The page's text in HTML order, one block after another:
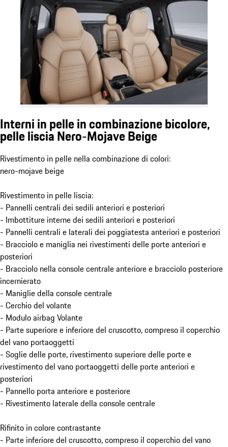
Interni in pelle in combinazione bicolore,
pelle liscia Nero-Mojave Beige
Rivestimento in pelle nella combinazione di colori:
nero-mojave beige
Rivestimento in pelle liscia:
- Pannelli centrali dei sedili anteriori e posteriori
- Imbottiture interne dei sedili anteriori e posteriori
- Pannelli centrali e laterali dei poggiatesta anteriori e posteriori
- Bracciolo e maniglia nei rivestimenti delle porte anteriori e
posteriori
- Bracciolo nella console centrale anteriore e bracciolo posteriore
incernierato
- Maniglie della console centrale
- Cerchio del volante
- Modulo airbag Volante
- Parte superiore e inferiore del cruscotto, compreso il coperchio
del vano portaoggetti
- Soglie delle porte, rivestimento superiore delle porte e
rivestimento del vano portaoggetti delle porte anteriori e
posteriori
- Pannello porta anteriore e posteriore
- Rivestimento laterale della console centrale
Rifinito in colore contrastante
- Parte inferiore del cruscotto, compreso il coperchio del vano